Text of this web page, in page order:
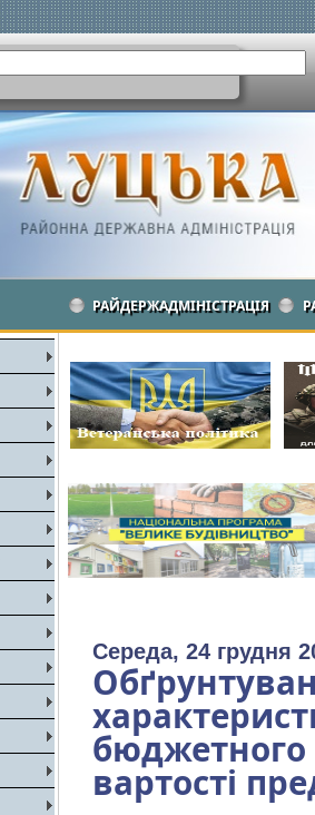
РАЙДЕРЖАДМІНІСТРАЦІЯ
Середа, 24 грудня
вартості